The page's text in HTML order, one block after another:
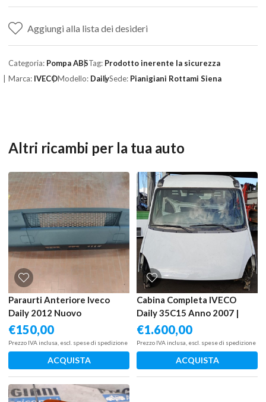
Aggiungi alla lista dei desideri
Categoria: Pompa ABSTag: Prodotto inerente la sicurezza
Marca: IVECOModello: DailySede: Pianigiani Rottami Siena
Altri ricambi per la tua auto
Paraurti Anteriore Iveco
Daily 2012 Nuovo
Aftermarket
€150,00
Prezzo IVA inclusa, escl. spese di spedizione
ACQUISTA
Cabina Completa IVECO
Daily 35C15 Anno 2007 |
SOLO PER RITIRO IN SEDE
€1.600,00
Prezzo IVA inclusa, escl. spese di spedizione
ACQUISTA